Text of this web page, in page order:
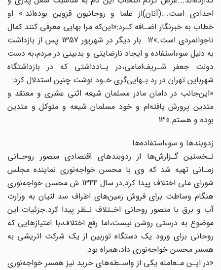
اجدادی‌ است...(آنان)از علما‌ و روحانیون‌ قزوین‌ بوده‌اند.» او
خطاب به خبرنگار‌ اضـافه‌ کـرد‌:«این‌که مرا بهایی معرفی کنند کمال
ناجوانمردی است.»12 بار دیگر در شهریور 1357 پس از بازداشت
به دلیل سوءاستفاده و ایجاد‌ نارضایتی‌ و بدبینی‌‌ در مردم،به دست
دولت جعفر شـریف‌امامی،در‌ یـادداشتی‌ که در بازداشتگاه
شهرباین تهران در رد بـهایی‌گری خـود نوشت چنین استدلال کرد:
«این‌جانب در دامان مادر مسلمان شیعه‌ اثنی‌ عشری‌ و معتقد و
متدین پرورش یافته‌ام و خود مسلمان شیعه و متوکل و متدین
بوده‌ و هستم.»13
زدوبندها و سوءاستفاده‌ها
نـخستین گـزارش‌ها از زدوبندهای اقتصادی منصور روحـانی
زمـانی تهیه شد که وی با محسن‌‌ خواجه‌نوری‌ نماینده‌ مجلس
شورای ملی اختلاف پیدا کرد.در سال 1344 ش محسن خواجه‌نوری‌
هنگام‌ وساطت برای فروش زمین‌های اطراف سد لتیان به وزارت
آب و برق با منصور روحانی اخـتلاف نـظر‌ پیدا‌ کرد‌.جزئیات این
موضوع به درستی روشن نیست،اما رفع‌ اختلاف،با امتیازهایی‌ که‌
روحانی‌ برای ورود یک دستگاه توربین از یک شرکت اتریشی به‌
همسر محسن خواجه‌نوری داد‌،همراه‌ بود‌:
«در ایـن مـعامله یکی از واسـطه‌های خرید نیز همسر خواجه‌نوری